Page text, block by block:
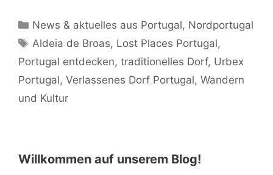
Kategorien
News & aktuelles aus Portugal, Nordportugal
Schlagwörter
Aldeia de Broas, Lost Places Portugal,
Portugal entdecken, traditionelles Dorf, Urbex
Portugal, Verlassenes Dorf Portugal, Wandern
und Kultur
Willkommen auf unserem Blog!